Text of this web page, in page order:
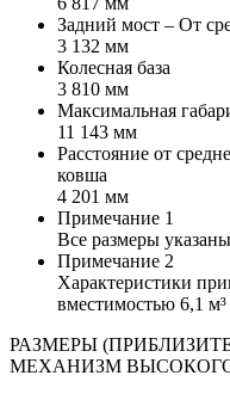
Задний мост – От
3 132 мм
Колесная база
3 810 мм
Максимальная
11 143 мм
Расстояние от
ковша
4 201 мм
Примечание 1
Все размеры
Примечание 2
Характеристики
вместимостью 6,1 м³
РАЗМЕРЫ
МЕХАНИЗМ